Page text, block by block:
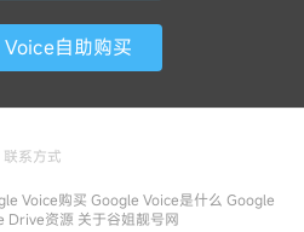
自助购买
联系方式
Voice购买 Google Voice是什么 Google
Drive资源 关于谷姐靓号网